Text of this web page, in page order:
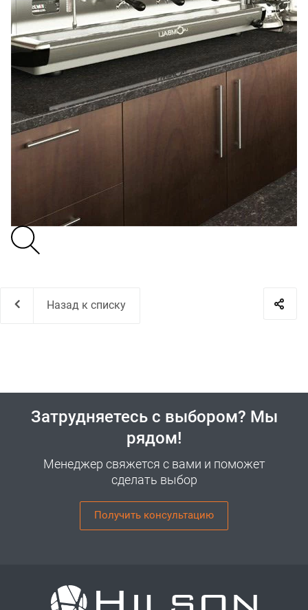
Назад к списку
Затрудняетесь с выбором? Мы
рядом!
Менеджер свяжется с вами и поможет
сделать выбор
Получить консультацию